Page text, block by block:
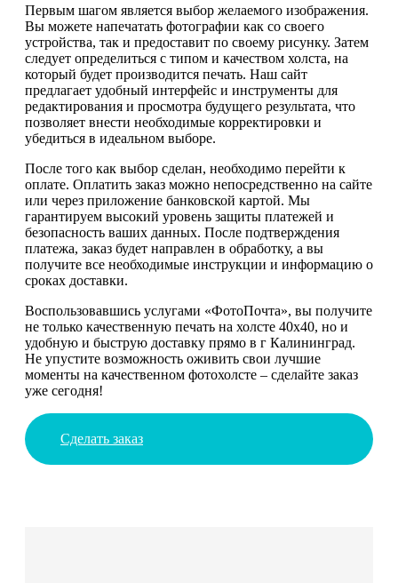
Первым шагом является выбор желаемого изображения.
Вы можете напечатать фотографии как со своего
устройства, так и предоставит по своему рисунку. Затем
следует определиться с типом и качеством холста, на
который будет производится печать. Наш сайт
предлагает удобный интерфейс и инструменты для
редактирования и просмотра будущего результата, что
позволяет внести необходимые корректировки и
убедиться в идеальном выборе.
После того как выбор сделан, необходимо перейти к
оплате. Оплатить заказ можно непосредственно на сайте
или через приложение банковской картой. Мы
гарантируем высокий уровень защиты платежей и
безопасность ваших данных. После подтверждения
платежа, заказ будет направлен в обработку, а вы
получите все необходимые инструкции и информацию о
сроках доставки.
Воспользовавшись услугами «ФотоПочта», вы получите
не только качественную печать на холсте 40х40, но и
удобную и быструю доставку прямо в г Калининград.
Не упустите возможность оживить свои лучшие
моменты на качественном фотохолсте – сделайте заказ
уже сегодня!
Сделать заказ